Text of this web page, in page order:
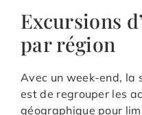
Excursions
par région
Avec un week-end, la
est de regrouper les
géographique pour